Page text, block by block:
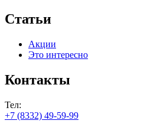
Статьи
Акции
Это интересно
Контакты
Тел:
+7 (8332) 49-59-99